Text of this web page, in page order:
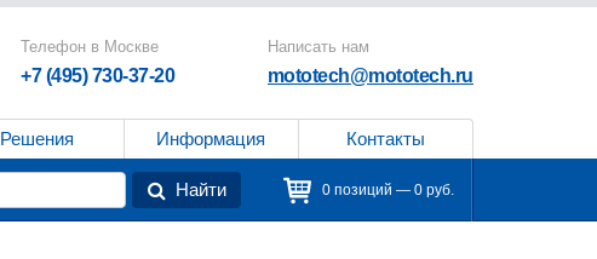
Телефон в Москве
+7 (495) 730-37-20
Написать нам
mototech@mototech.ru
Решения Информация Контакты
Найти 0 позиций — 0 руб.